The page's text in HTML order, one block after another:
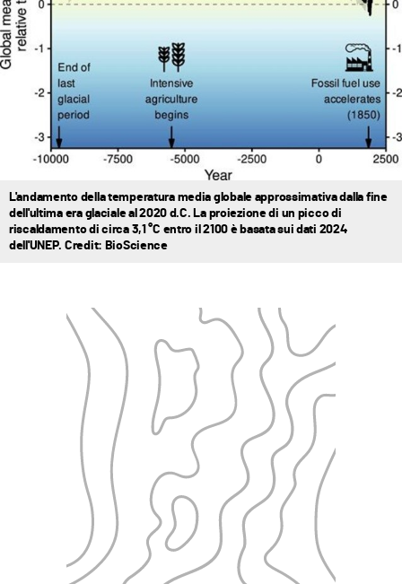
L'andamento della temperatura media globale approssimativa dalla fine
dell'ultima era glaciale al 2020 d.C. La proiezione di un picco di
riscaldamento di circa 3,1 °C entro il 2100 è basata sui dati 2024
dell'UNEP. Credit: BioScience